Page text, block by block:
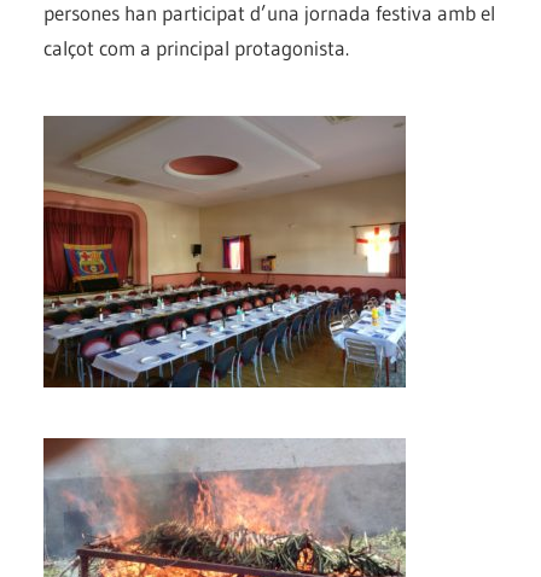
persones han participat d’una jornada festiva amb el
calçot com a principal protagonista.